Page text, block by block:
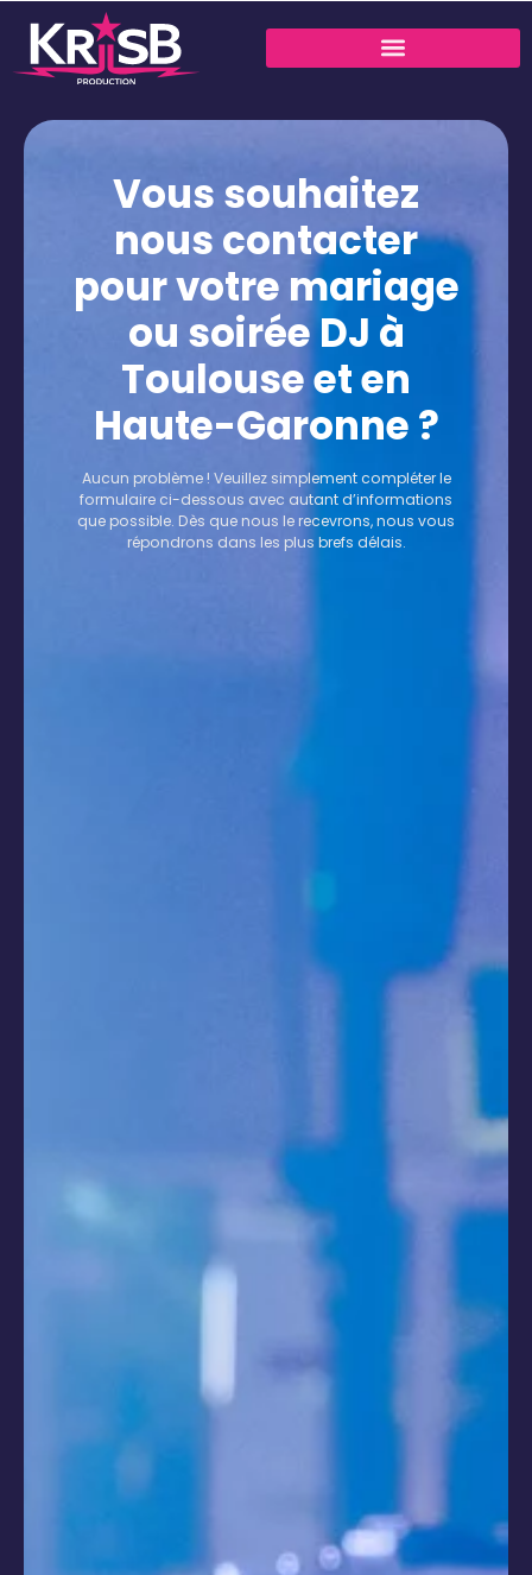
Vous souhaitez
nous contacter
pour votre mariage
ou soirée DJ à
Toulouse et en
Haute-Garonne ?
Aucun problème ! Veuillez simplement compléter le
formulaire ci-dessous avec autant d’informations
que possible. Dès que nous le recevrons, nous vous
répondrons dans les plus brefs délais.